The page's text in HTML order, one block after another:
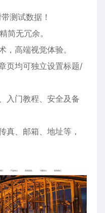
测试数据！
简无冗余。
，高端视觉体验。
页均可独立设置标题/
入门教程、安全及备
真、邮箱、地址等，